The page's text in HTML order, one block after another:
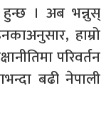
। अब भन्नुस्
हाम्रो
परिवर्तन
बढी नेपाली